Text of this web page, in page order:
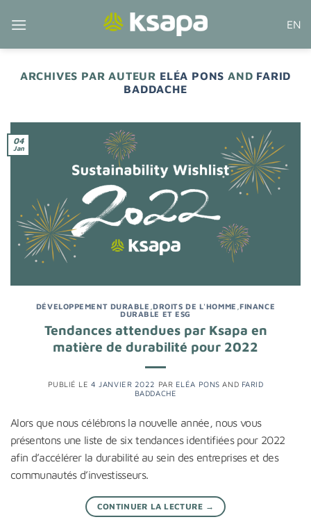
EN
ARCHIVES PAR AUTEUR ELÉA PONS AND FARID
BADDACHE
04
Jan
DÉVELOPPEMENT DURABLE ,DROITS DE L'HOMME ,FINANCE
DURABLE ET ESG
Tendances attendues par Ksapa en
matière de durabilité pour 2022
PUBLIÉ LE4 JANVIER 2022 PAR ELÉA PONS AND FARID
BADDACHE
Alors que nous célébrons la nouvelle année, nous vous
présentons une liste de six tendances identifiées pour 2022
afin d’accélérer la durabilité au sein des entreprises et des
communautés d’investisseurs.
CONTINUER LA LECTURE →